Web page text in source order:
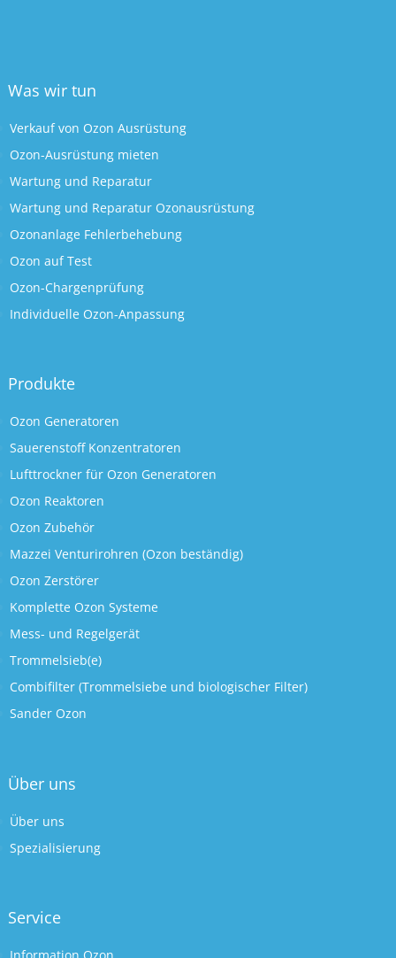
Was wir tun
Verkauf von Ozon Ausrüstung
Ozon-Ausrüstung mieten
Wartung und Reparatur
Wartung und Reparatur Ozonausrüstung
Ozonanlage Fehlerbehebung
Ozon auf Test
Ozon-Chargenprüfung
Individuelle Ozon-Anpassung
Produkte
Ozon Generatoren
Sauerenstoff Konzentratoren
Lufttrockner für Ozon Generatoren
Ozon Reaktoren
Ozon Zubehör
Mazzei Venturirohren (Ozon beständig)
Ozon Zerstörer
Komplette Ozon Systeme
Mess- und Regelgerät
Trommelsieb(e)
Combifilter (Trommelsiebe und biologischer Filter)
Sander Ozon
Über uns
Über uns
Spezialisierung
Service